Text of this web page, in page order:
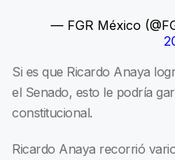
— FGR México
Si es que Ricardo Anaya
el Senado, esto le podría
constitucional.
Ricardo Anaya recorrió